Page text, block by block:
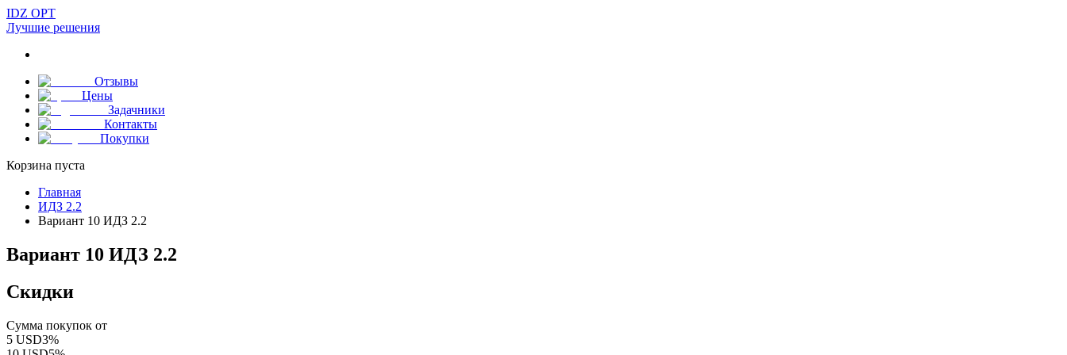
IDZ OPT
Лучшие решения
Отзывы
Цены
Задачники
Контакты
Покупки
Корзина пуста
Главная
ИДЗ 2.2
Вариант 10 ИДЗ 2.2
Вариант 10 ИДЗ 2.2
Скидки
Сумма покупок от
5 USD3%